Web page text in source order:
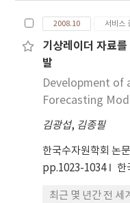
과는 수리 수문적
권이 2순위, 지형
3순위와 4순위 이
방류량이 1순위,
2008.10 서비스
기상레이더 자료
발
Development of
Forecasting
김광섭, 김종필
한국수자원학회 논
pp.1023-1034
한
최근 몇 년간 전 세